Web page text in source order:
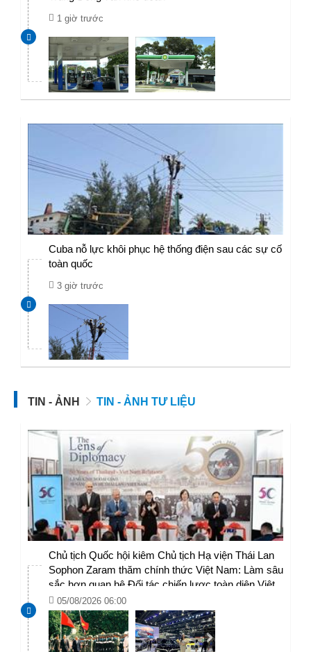
1 giờ trước
Cuba nỗ lực khôi phục hệ thống điện sau các sự cố
toàn quốc
3 giờ trước
TIN - ẢNH TIN - ẢNH TƯ LIỆU
Chủ tịch Quốc hội kiêm Chủ tịch Hạ viện Thái Lan
Sophon Zaram thăm chính thức Việt Nam: Làm sâu
sắc hơn quan hệ Đối tác chiến lược toàn diện Việt
Nam - Thái Lan
05/08/2026 06:00